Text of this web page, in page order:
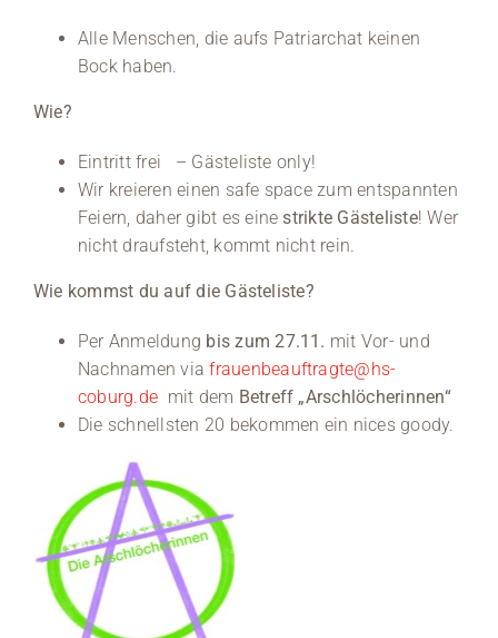
Alle Menschen, die aufs Patriarchat keinen
Bock haben.
Wie?
Eintritt frei – Gästeliste only!
Wir kreieren einen safe space zum entspannten
Feiern, daher gibt es einestrikte Gästeliste! Wer
nicht draufsteht, kommt nicht rein.
Wie kommst du auf die Gästeliste?
Per Anmeldung bis zum 27.11. mit Vor- und
Nachnamen viafrauenbeauftragte@hs-
coburg.de mit dem Betreff „Arschlöcherinnen“
Die schnellsten 20 bekommen ein nices goody.